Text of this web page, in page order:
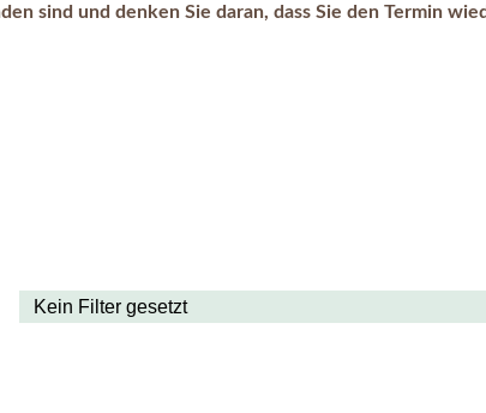
sind und denken Sie daran, dass Sie den Termin